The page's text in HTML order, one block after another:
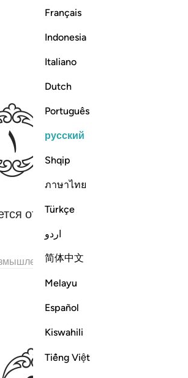
Français
Indonesia
Italiano
Dutch
Português
русский
Shqip
ภาษาไทย
Türkçe
اردو
简体中文
Melayu
Español
Kiswahili
Tiếng Việt
Во имя Аллаха —
ﱸ
от сотрясений,